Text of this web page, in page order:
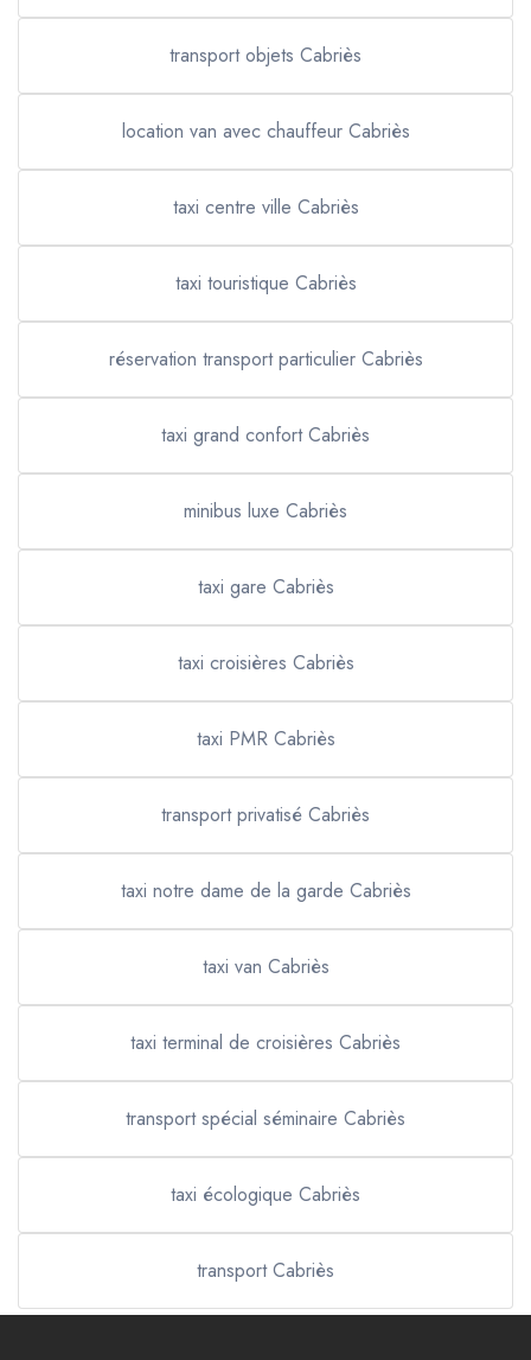
transport objets Cabriès
location van avec chauffeur Cabriès
taxi centre ville Cabriès
taxi touristique Cabriès
réservation transport particulier Cabriès
taxi grand confort Cabriès
minibus luxe Cabriès
taxi gare Cabriès
taxi croisières Cabriès
taxi PMR Cabriès
transport privatisé Cabriès
taxi notre dame de la garde Cabriès
taxi van Cabriès
taxi terminal de croisières Cabriès
transport spécial séminaire Cabriès
taxi écologique Cabriès
transport Cabriès